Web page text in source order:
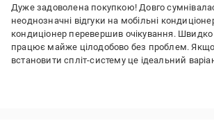
Дуже задоволена покупкою! Довго
неоднозначні відгуки на мобільні
кондиціонер перевершив очікування. Швидко
працює майже цілодобово без проблем.
встановити спліт-систему це ідеальний